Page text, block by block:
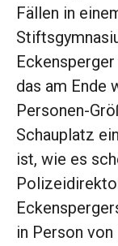
Fällen in
das am Ende
Personen-
Schauplatz
ist, wie es
in Person